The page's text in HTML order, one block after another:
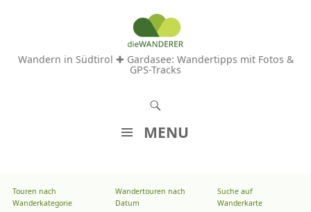
Wandern in Südtirol ✚ Gardasee: Wandertipps mit Fotos &
GPS-Tracks
MENU
M
Touren nach
Wanderkategorie
Wandertouren nach
Datum
Wandertouren
Suche auf
Wanderkarte